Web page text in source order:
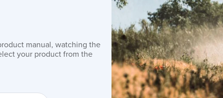
manual, watching the
your product from the